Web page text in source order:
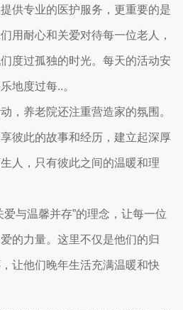
供专业的医护服务，更重要的是
用耐心和关爱对待每一位老人，
度过孤独的时光。每天的活动安
地度过每..。
，养老院还注重营造家的氛围。
彼此的故事和经历，建立起深厚
人，只有彼此之间的温暖和理
爱与温馨并存”的理念，让每一位
的力量。这里不仅是他们的归
让他们晚年生活充满温暖和快